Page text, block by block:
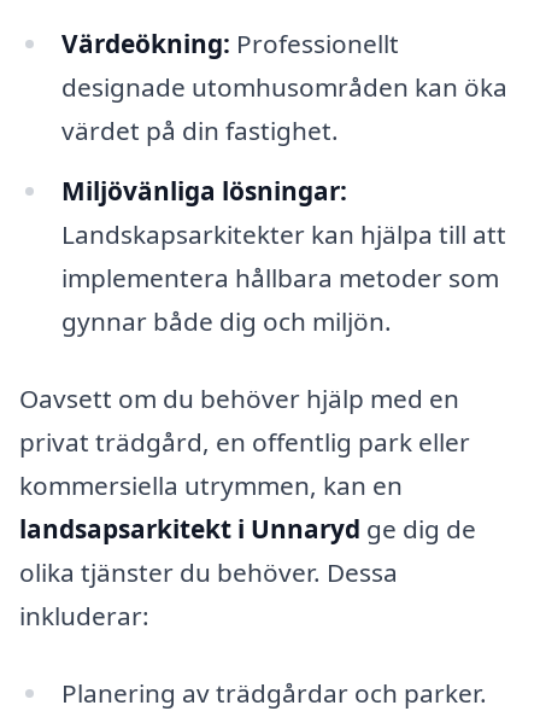
Värdeökning: Professionellt
designade utomhusområden kan öka
värdet på din fastighet.
Miljövänliga lösningar:
Landskapsarkitekter kan hjälpa till att
implementera hållbara metoder som
gynnar både dig och miljön.
Oavsett om du behöver hjälp med en
privat trädgård, en offentlig park eller
kommersiella utrymmen, kan en
landsapsarkitekt i Unnaryd ge dig de
olika tjänster du behöver. Dessa
inkluderar:
Planering av trädgårdar och parker.